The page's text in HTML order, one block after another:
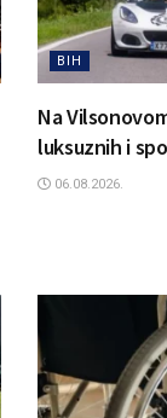
BIH
Na
luksuznih i
06.08.2026.